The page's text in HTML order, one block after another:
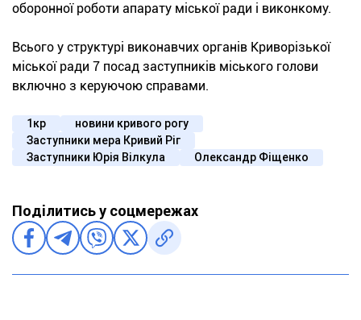
оборонної роботи апарату міської ради і виконкому.
Всього у структурі виконавчих органів Криворізької
міської ради 7 посад заступників міського голови
включно з керуючою справами.
1кр
новини кривого рогу
Заступники мера Кривий Ріг
Заступники Юрія Вілкула
Олександр Фіщенко
Поділитись у соцмережах